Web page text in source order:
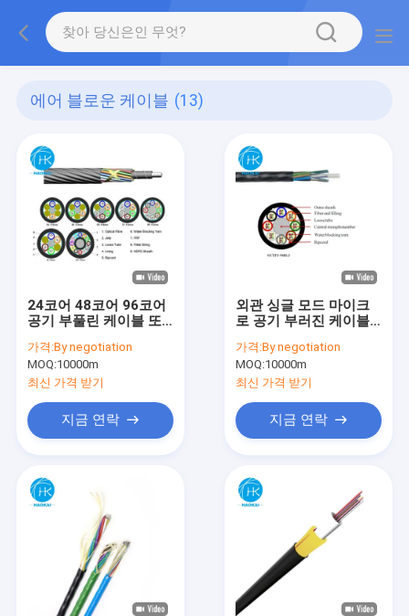
에어 블로운 케이블 (13)
24코어 48코어 96코어
공기 부풀린 케이블 또
채널
가격:By negotiation
MOQ:10000m
최신 가격 받기
지금 연락
외관 싱글 모드 마이크
로 공기 부러진 케이블
부러진 섬유 케이블
가격:By negotiation
MOQ:10000m
최신 가격 받기
지금 연락